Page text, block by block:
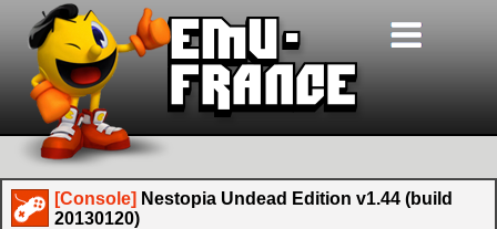
[Console] Nestopia Undead Edition v1.44 (build
20130120)